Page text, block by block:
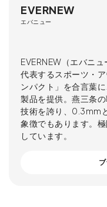
EVERNEW
エバニュー
EVERNEW（エバニ
代表するスポーツ・
ンパクト」を合言葉
製品を提供。燕三条
技術を誇り、0.3mm
象徴でもあります。
しています。